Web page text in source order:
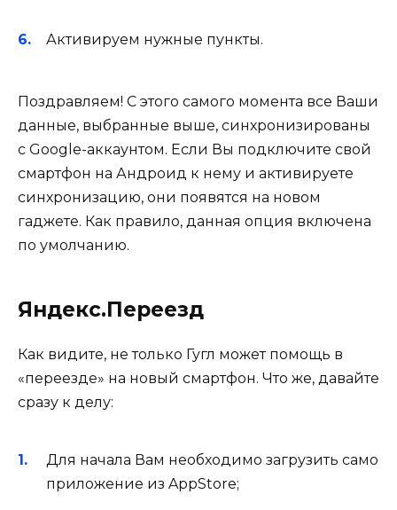
Активируем нужные пункты.
Поздравляем! С этого самого момента все Ваши
данные, выбранные выше, синхронизированы
с Google-аккаунтом. Если Вы подключите свой
смартфон на Андроид к нему и активируете
синхронизацию, они появятся на новом
гаджете. Как правило, данная опция включена
по умолчанию.
Яндекс.Переезд
Как видите, не только Гугл может помощь в
«переезде» на новый смартфон. Что же, давайте
сразу к делу:
Для начала Вам необходимо загрузить само
приложение из AppStore;